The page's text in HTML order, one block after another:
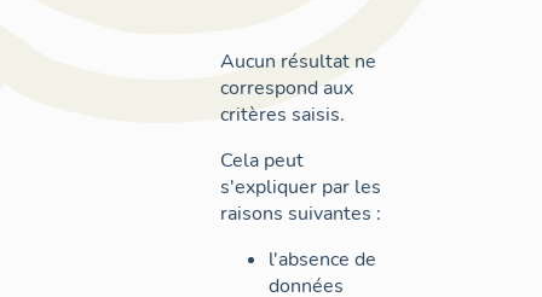
Aucun résultat ne
correspond aux
critères saisis.
Cela peut
s'expliquer par les
raisons suivantes :
l'absence de
données